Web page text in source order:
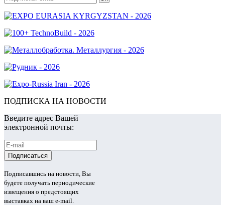
ПОДПИСКА НА НОВОСТИ
Введите адрес Вашей
электронной почты:
Подписавшись на новости, Вы
будете получать периодические
извещения о предстоящих
выставках на ваш e-mail.